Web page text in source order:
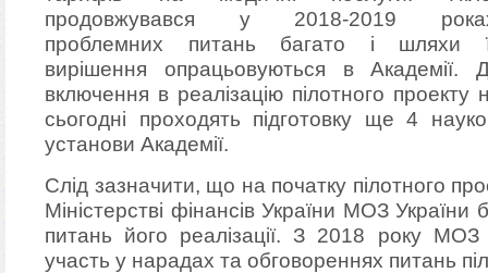
продовжувався у 2018-2019
проблемних питань багато і шляхи
вирішення опрацьовуються в Академії.
включення в реалізацію пілотного проекту
сьогодні проходять підготовку ще 4
установи Академії.
Слід зазначити, що на початку пілотного
Міністерстві фінансів України МОЗ України
питань його реалізації. З 2018 року
участь у нарадах та обговореннях питань